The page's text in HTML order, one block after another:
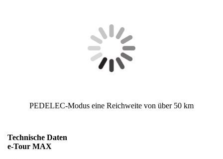
PEDELEC-Modus eine Reichweite von über 50 km
Technische Daten
e-Tour MAX